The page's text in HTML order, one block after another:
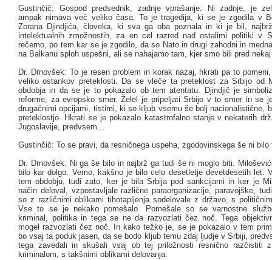
Gustinčič: Gospod predsednik, zadnje vprašanje. Ni zadnje, je
ampak nimava več veliko časa. To je tragedija, ki se je zgodila v
Zorana Djindjića, človeka, ki sva ga oba poznala in ki je bil,
intelektualnih zmožnostih, za en cel razred nad ostalimi politiki v
rečemo, po tem kar se je zgodilo, da so Nato in drugi zahodni in
na Balkanu sploh uspešni, ali se nahajamo tam, kjer smo bili pred
Dr. Drnovšek: To je resen problem in korak nazaj, hkrati pa to
veliko ostankov preteklosti. Da se vleče ta preteklost za Srbijo od
obdobja in da se je to pokazalo ob tem atentatu. Djindjič je
reforme, za evropsko smer. Želel je pripeljati Srbijo v to smer in se
drugačnimi opcijami, tistimi, ki so kljub vsemu še bolj nacionalistične,
preteklostjo. Hkrati se je pokazalo katastrofalno stanje v nekaterih
Jugoslavije, predvsem...
Gustinčič: To se pravi, da resničnega uspeha, zgodovinskega še ni bilo
Dr. Drnovšek: Ni ga še bilo in najbrž ga tudi še ni moglo biti.
bilo kar dolgo. Vemo, kakšno je bilo celo desetletje devetdesetih let.
tem obdobju, tudi zato, ker je bila Srbija pod sankcijami in ker je
način deloval, vzpostavljale različne paraorganizacije, paravojške,
so z različnimi oblikami tihotapljenja sodelovale z državo, s
Vse to se je nekako pomešalo. Pomešale so se varnostne
kriminal, politika in tega se ne da razvozlati čez noč. Tega
mogel razvozlati čez noč. In kako težko je, se je pokazalo v tem
bo vsaj ta poduk jasen, da se bodo kljub temu zdaj ljudje v Srbiji,
tega zavedali in skušali vsaj ob tej priložnosti resnično razčistiti z
kriminalom, s takšnimi oblikami delovanja.